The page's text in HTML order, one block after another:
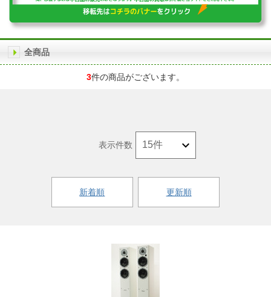
全商品
3件の商品がございます。
新着順 更新順
表示件数